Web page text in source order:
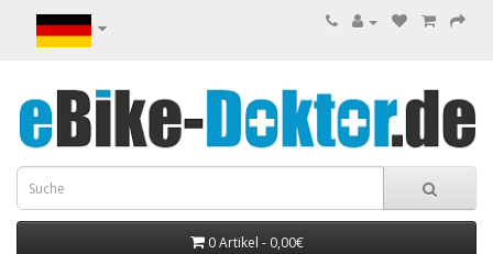
0 Artikel - 0,00€